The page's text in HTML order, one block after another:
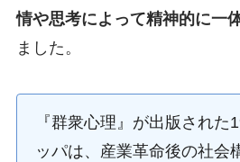
情や思考によって精神的に一
ました。
『群衆心理』が出版された
ッパは、産業革命後の社会